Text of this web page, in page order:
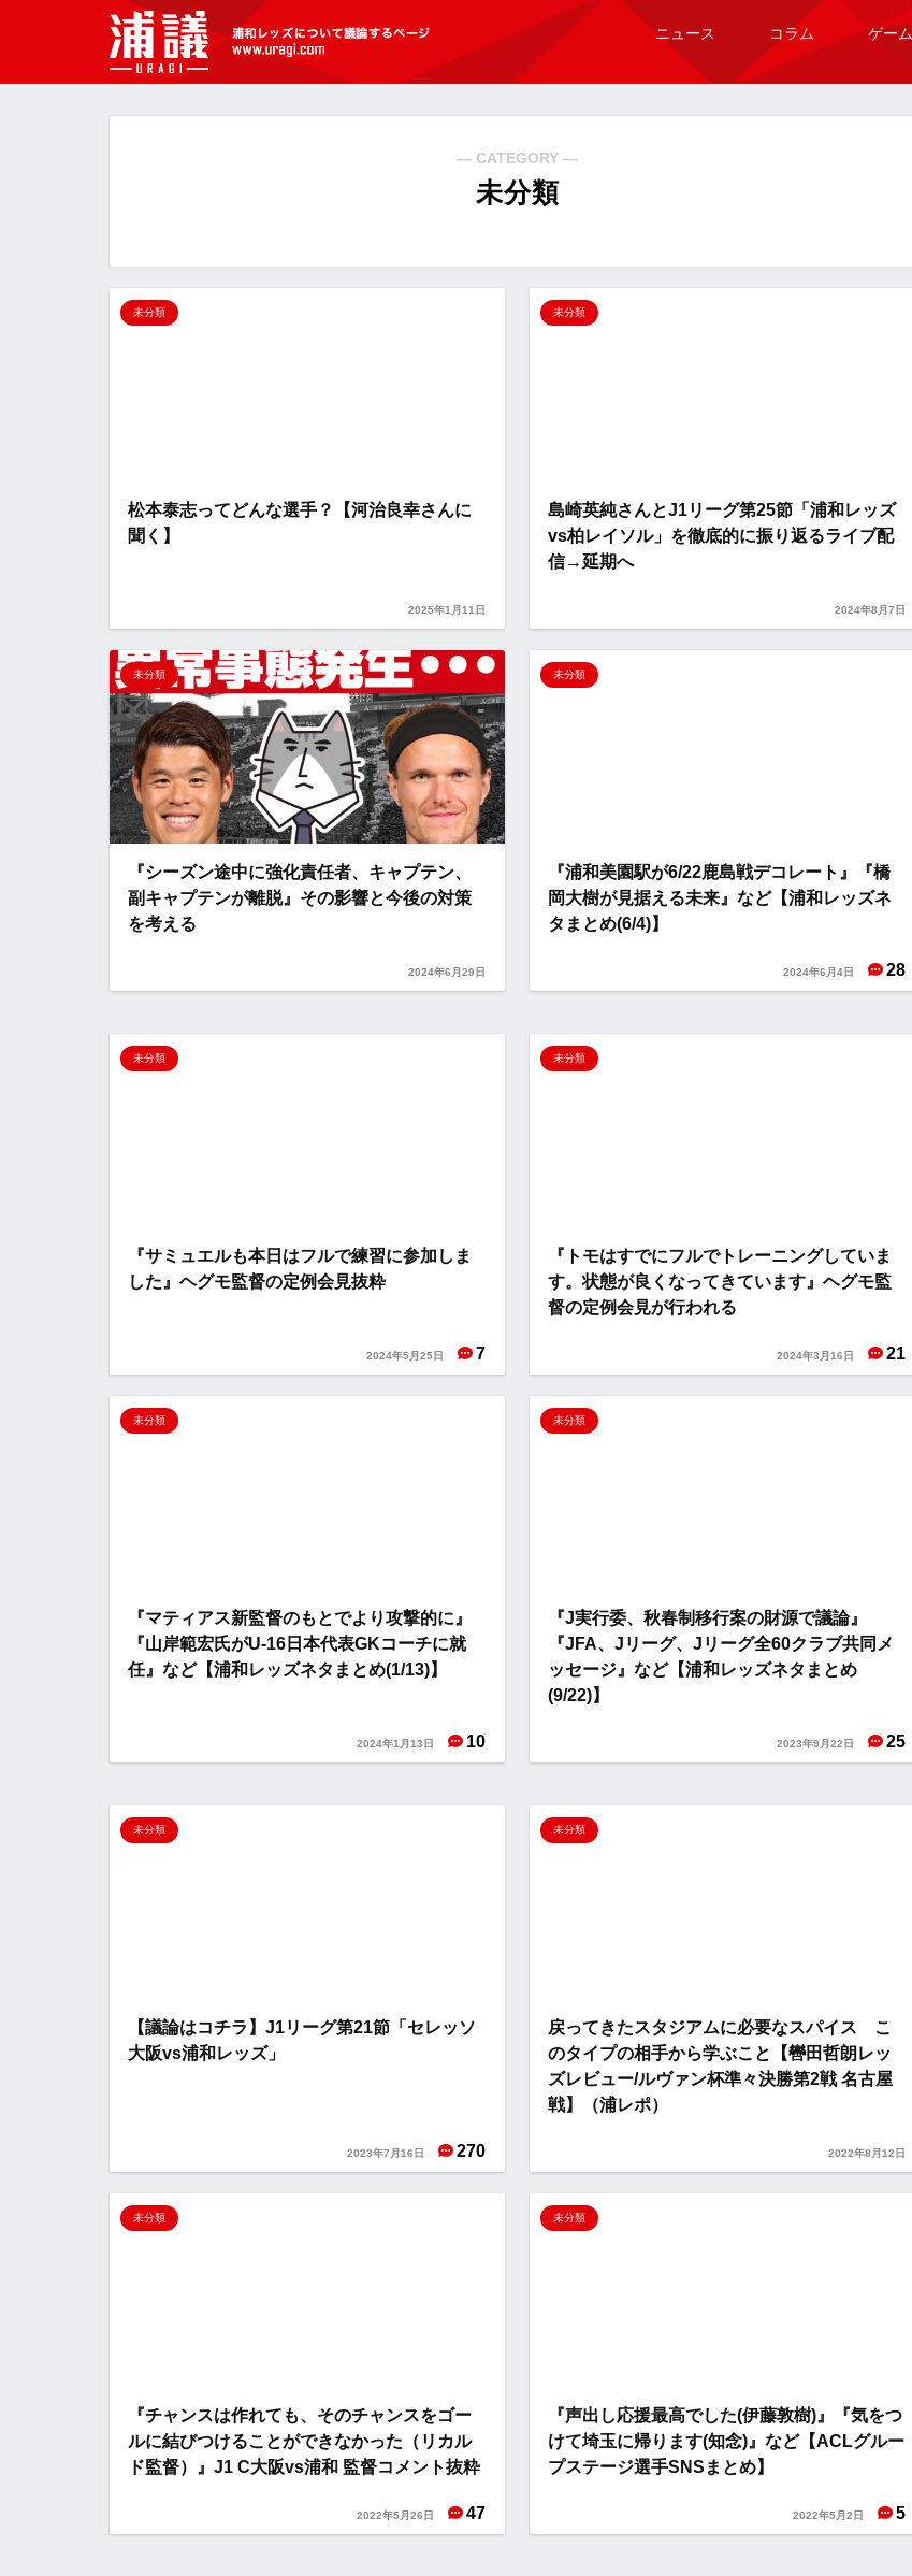
[浦議]浦和レッズについて議論するペ
ニュース コラム ゲーム
― CATEGORY ―
未分類
未分類
松本泰志ってどんな選手？【河治良幸さんに
聞く】
2025年1月11日
未分類
島崎英純さんとJ1リーグ第25節「浦和レッズ
vs柏レイソル」を徹底的に振り返るライブ配
信→延期へ
2024年8月7日
未分類
『シーズン途中に強化責任者、キャプテン、
副キャプテンが離脱』その影響と今後の対策
を考える
2024年6月29日
未分類
『浦和美園駅が6/22鹿島戦デコレート』『橋
岡大樹が見据える未来』など【浦和レッズネ
タまとめ(6/4)】
2024年6月4日 28
未分類
『サミュエルも本日はフルで練習に参加しま
した』ヘグモ監督の定例会見抜粋
2024年5月25日 7
未分類
『トモはすでにフルでトレーニングしていま
す。状態が良くなってきています』ヘグモ監
督の定例会見が行われる
2024年3月16日 21
未分類
『マティアス新監督のもとでより攻撃的に』
『山岸範宏氏がU-16日本代表GKコーチに就
任』など【浦和レッズネタまとめ(1/13)】
2024年1月13日 10
未分類
『J実行委、秋春制移行案の財源で議論』
『JFA、Jリーグ、Jリーグ全60クラブ共同メ
ッセージ』など【浦和レッズネタまとめ
(9/22)】
2023年9月22日 25
未分類
【議論はコチラ】J1リーグ第21節「セレッソ
大阪vs浦和レッズ」
2023年7月16日 270
未分類
戻ってきたスタジアムに必要なスパイス こ
のタイプの相手から学ぶこと【轡田哲朗レッ
ズレビュー/ルヴァン杯準々決勝第2戦 名古屋
戦】（浦レポ）
2022年8月12日
未分類
『チャンスは作れても、そのチャンスをゴー
ルに結びつけることができなかった（リカル
ド監督）』J1 C大阪vs浦和 監督コメント抜粋
2022年5月26日 47
未分類
『声出し応援最高でした(伊藤敦樹)』『気をつ
けて埼玉に帰ります(知念)』など【ACLグルー
プステージ選手SNSまとめ】
2022年5月2日 5